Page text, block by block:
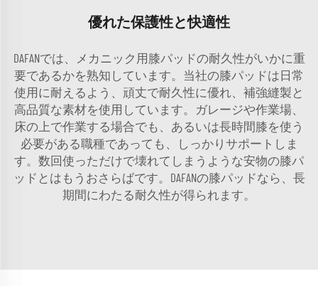
優れた保護性と快適性
DAFANでは、メカニック用膝パッドの耐久性がいかに重
要であるかを熟知しています。当社の膝パッドは日常
使用に耐えるよう、頑丈で耐久性に優れ、補強縫製と
高品質な素材を使用しています。ガレージや作業場、
床の上で作業する場合でも、あるいは長時間膝を使う
必要がある職種であっても、しっかりサポートしま
す。数回使っただけで壊れてしまうような安物の膝パ
ッドとはもうおさらばです。DAFANの膝パッドなら、長
期間にわたる耐久性が得られます。